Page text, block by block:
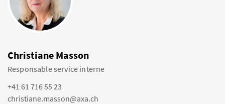
Christiane Masson
Responsable service interne
+41 61 716 55 23
christiane.masson@axa.ch